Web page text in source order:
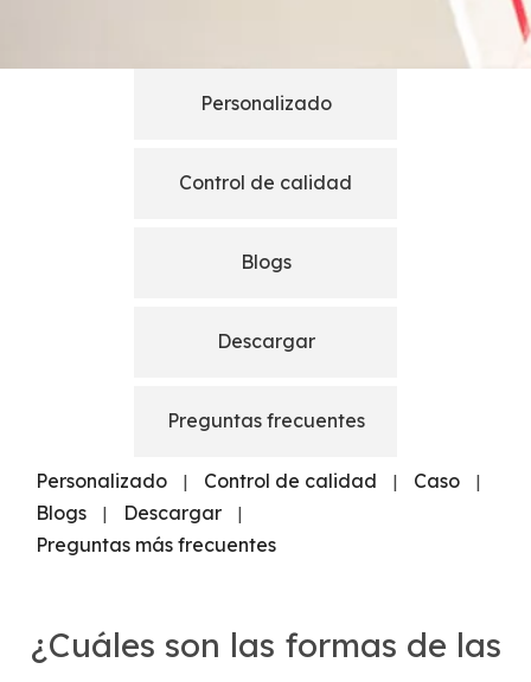
Personalizado
Control de calidad
Blogs
Descargar
Preguntas frecuentes
Personalizado | Control de calidad | Caso |
Blogs | Descargar |
Preguntas más frecuentes
¿Cuáles son las formas de las